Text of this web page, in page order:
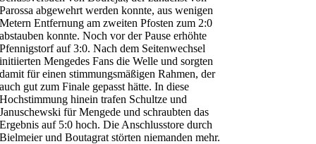
Parossa abgewehrt werden konnte, aus wenigen
Metern Entfernung am zweiten Pfosten zum 2:0
abstauben konnte. Noch vor der Pause erhöhte
Pfennigstorf auf 3:0. Nach dem Seitenwechsel
initiierten Mengedes Fans die Welle und sorgten
damit für einen stimmungsmäßigen Rahmen, der
auch gut zum Finale gepasst hätte. In diese
Hochstimmung hinein trafen Schultze und
Januschewski für Mengede und schraubten das
Ergebnis auf 5:0 hoch. Die Anschlusstore durch
Bielmeier und Boutagrat störten niemanden mehr.